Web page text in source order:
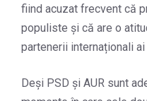
fiind acuzat frecvent că
populiste și că are o
partenerii internaționali ai
Deși PSD și AUR sunt